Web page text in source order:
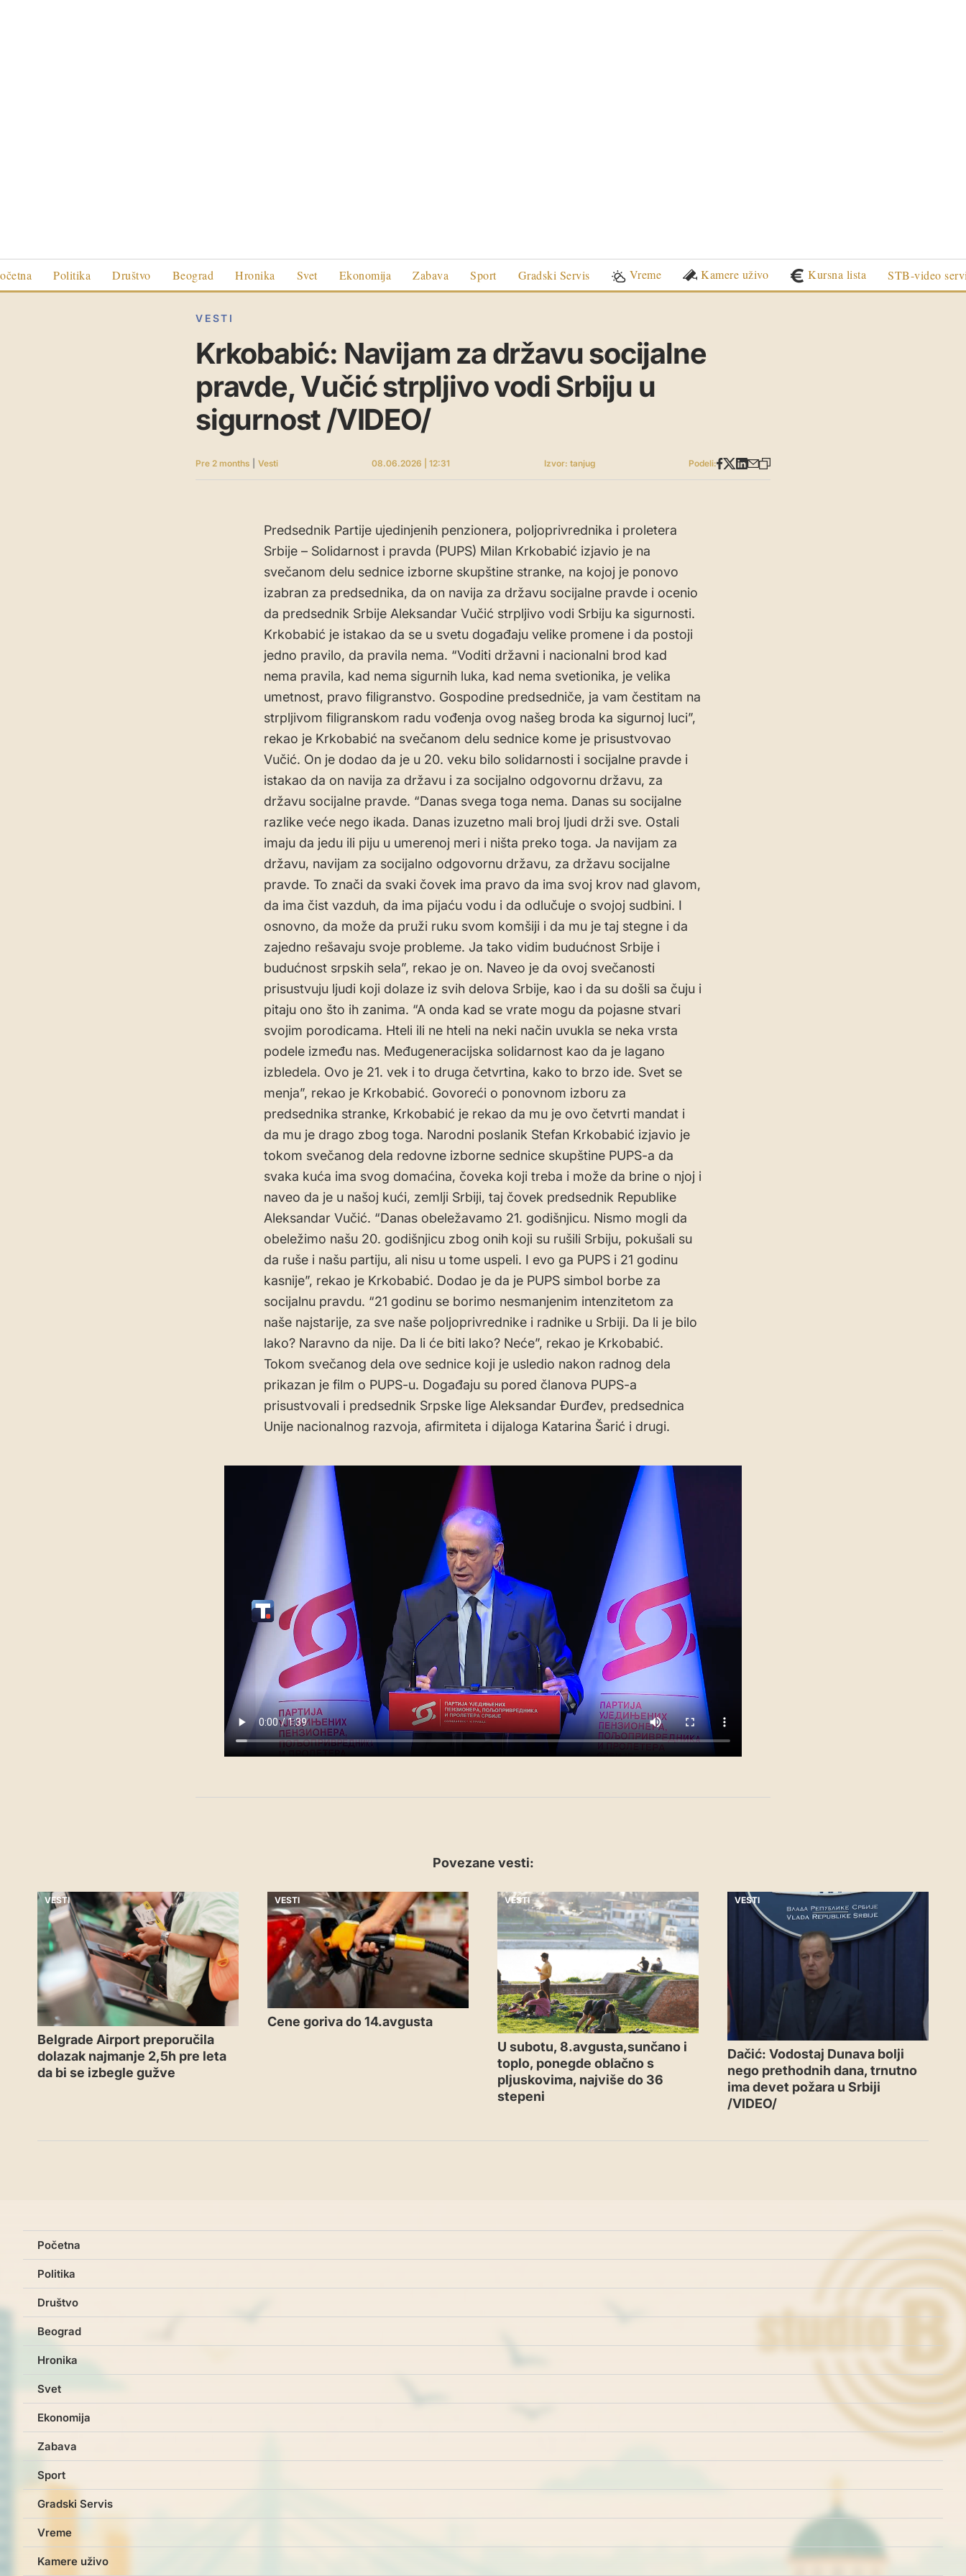
Politika Društvo Beograd Hronika Svet Ekonomija Zabava Sport Gradski Servis Vreme Kamere uživo Kursna lista STB-video
VESTI
Krkobabić: Navijam za državu socijalne
pravde, Vučić strpljivo vodi Srbiju u
sigurnost /VIDEO/
Pre 2 months Vesti 08.06.2026 | 12:31 Izvor: tanjug Podeli:
Predsednik Partije ujedinjenih penzionera, poljoprivrednika i proletera
Srbije – Solidarnost i pravda (PUPS) Milan Krkobabić izjavio je na
svečanom delu sednice izborne skupštine stranke, na kojoj je ponovo
izabran za predsednika, da on navija za državu socijalne pravde i ocenio
da predsednik Srbije Aleksandar Vučić strpljivo vodi Srbiju ka sigurnosti.
Krkobabić je istakao da se u svetu događaju velike promene i da postoji
jedno pravilo, da pravila nema. “Voditi državni i nacionalni brod kad
nema pravila, kad nema sigurnih luka, kad nema svetionika, je velika
umetnost, pravo filigranstvo. Gospodine predsedniče, ja vam čestitam na
strpljivom filigranskom radu vođenja ovog našeg broda ka sigurnoj luci”,
rekao je Krkobabić na svečanom delu sednice kome je prisustvovao
Vučić. On je dodao da je u 20. veku bilo solidarnosti i socijalne pravde i
istakao da on navija za državu i za socijalno odgovornu državu, za
državu socijalne pravde. “Danas svega toga nema. Danas su socijalne
razlike veće nego ikada. Danas izuzetno mali broj ljudi drži sve. Ostali
imaju da jedu ili piju u umerenoj meri i ništa preko toga. Ja navijam za
državu, navijam za socijalno odgovornu državu, za državu socijalne
pravde. To znači da svaki čovek ima pravo da ima svoj krov nad glavom,
da ima čist vazduh, da ima pijaću vodu i da odlučuje o svojoj sudbini. I
osnovno, da može da pruži ruku svom komšiji i da mu je taj stegne i da
zajedno rešavaju svoje probleme. Ja tako vidim budućnost Srbije i
budućnost srpskih sela”, rekao je on. Naveo je da ovoj svečanosti
prisustvuju ljudi koji dolaze iz svih delova Srbije, kao i da su došli sa čuju i
pitaju ono što ih zanima. “A onda kad se vrate mogu da pojasne stvari
svojim porodicama. Hteli ili ne hteli na neki način uvukla se neka vrsta
podele između nas. Međugeneracijska solidarnost kao da je lagano
izbledela. Ovo je 21. vek i to druga četvrtina, kako to brzo ide. Svet se
menja”, rekao je Krkobabić. Govoreći o ponovnom izboru za
predsednika stranke, Krkobabić je rekao da mu je ovo četvrti mandat i
da mu je drago zbog toga. Narodni poslanik Stefan Krkobabić izjavio je
tokom svečanog dela redovne izborne sednice skupštine PUPS-a da
svaka kuća ima svog domaćina, čoveka koji treba i može da brine o njoj i
naveo da je u našoj kući, zemlji Srbiji, taj čovek predsednik Republike
Aleksandar Vučić. “Danas obeležavamo 21. godišnjicu. Nismo mogli da
obeležimo našu 20. godišnjicu zbog onih koji su rušili Srbiju, pokušali su
da ruše i našu partiju, ali nisu u tome uspeli. I evo ga PUPS i 21 godinu
kasnije”, rekao je Krkobabić. Dodao je da je PUPS simbol borbe za
socijalnu pravdu. “21 godinu se borimo nesmanjenim intenzitetom za
naše najstarije, za sve naše poljoprivrednike i radnike u Srbiji. Da li je bilo
lako? Naravno da nije. Da li će biti lako? Neće”, rekao je Krkobabić.
Tokom svečanog dela ove sednice koji je usledio nakon radnog dela
prikazan je film o PUPS-u. Događaju su pored članova PUPS-a
prisustvovali i predsednik Srpske lige Aleksandar Đurđev, predsednica
Unije nacionalnog razvoja, afirmiteta i dijaloga Katarina Šarić i drugi.
Povezane vesti:
VESTI
Belgrade Airport preporučila
dolazak najmanje 2,5h pre leta
da bi se izbegle gužve
VESTI
Cene goriva do 14.avgusta
VESTI
U subotu, 8.avgusta,sunčano i
toplo, ponegde oblačno s
pljuskovima, najviše do 36
stepeni
VESTI
Dačić: Vodostaj Dunava bolji
nego prethodnih dana, trnutno
ima devet požara u Srbiji
/VIDEO/
Početna
Politika
Društvo
Beograd
Hronika
Svet
Ekonomija
Zabava
Sport
Gradski Servis
Vreme
Kamere uživo